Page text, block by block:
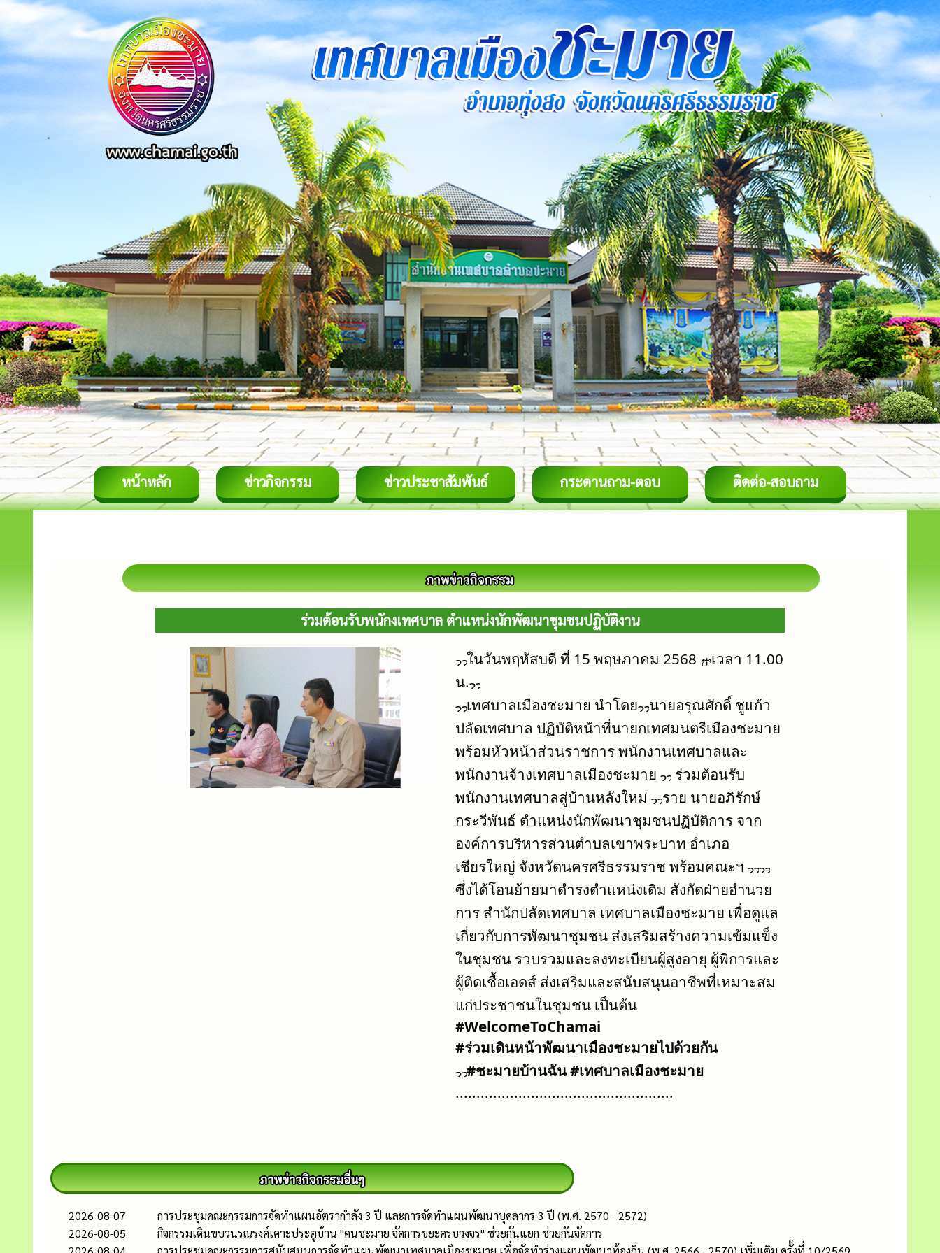
หน้าหลัก ข่าวกิจกรรม ข่าวประชาสัมพันธ์ กระดานถาม-ตอบ ติดต่อ-สอบถาม
ร่วมต้อนรับพนักงเทศบาล ตำแหน่งนักพัฒนาชุมชนปฏิบัติงาน
ในวันพฤหัสบดี ที่ 15 พฤษภาคม 2568
เวลา 11.00
น.
เทศบาลเมืองชะมาย นำโดย
นายอรุณศักดิ์ ชูแก้ว
ปลัดเทศบาล ปฏิบัติหน้าที่นายกเทศมนตรีเมืองชะมาย
พร้อมหัวหน้าส่วนราชการ พนักงานเทศบาลและ
พนักงานจ้างเทศบาลเมืองชะมาย
ร่วมต้อนรับ
พนักงานเทศบาลสู่บ้านหลังใหม่
ราย นายอภิรักษ์
กระวีพันธ์ ตำแหน่งนักพัฒนาชุมชนปฏิบัติการ จาก
องค์การบริหารส่วนตำบลเขาพระบาท อำเภอ
เชียรใหญ่ จังหวัดนครศรีธรรมราช พร้อมคณะฯ
ซึ่งได้โอนย้ายมาดำรงตำแหน่งเดิม สังกัดฝ่ายอำนวย
การ สำนักปลัดเทศบาล เทศบาลเมืองชะมาย เพื่อดูแล
เกี่ยวกับการพัฒนาชุมชน ส่งเสริมสร้างความเข้มแข็ง
ในชุมชน รวบรวมและลงทะเบียนผู้สูงอายุ ผู้พิการและ
ผู้ติดเชื้อเอดส์ ส่งเสริมและสนับสนุนอาชีพที่เหมาะสม
แก่ประชาชนในชุมชน เป็นต้น
#WelcomeToChamai
#ร่วมเดินหน้าพัฒนาเมืองชะมายไปด้วยกัน
#ชะมายบ้านฉัน#เทศบาลเมืองชะมาย
....................................................
2026-08-07
การประชุมคณะกรรมการจัดทำแผนอัตรากำลัง 3 ปี และการจัดทำแผนพัฒนาบุคลากร 3 ปี (พ.ศ. 2570 - 2572)
2026-08-05
กิจกรรมเดินขบวนรณรงค์เคาะประตูบ้าน "คนชะมาย จัดการขยะครบวงจร" ช่วยกันแยก ช่วยกันจัดการ